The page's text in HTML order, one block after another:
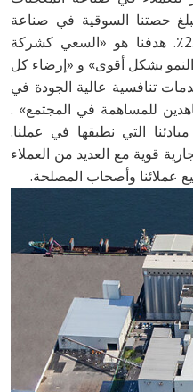
تبلغ حصتنا السوقية في صناعة
دقيق القمح في اليابان حوالي 23٪. هدفنا هو «السعي كشركة
بشكل أقوى» و «إرضاء كل
تنافسية عالية الجودة في
للمساهمة في المجتمع» .
التي نطبقها في عملنا.
قوية مع العديد من العملاء
عملائنا وأصحاب المصلحة.